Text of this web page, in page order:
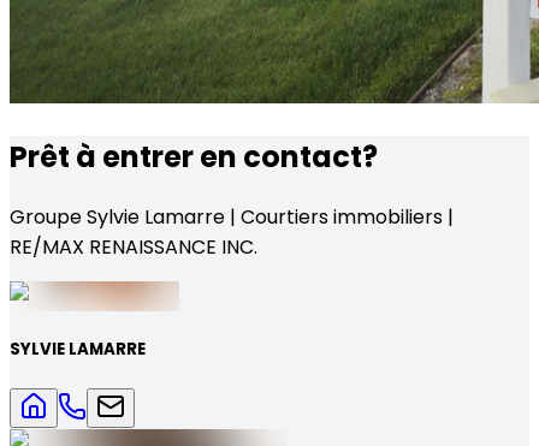
Prêt à entrer en contact?
Groupe Sylvie Lamarre | Courtiers immobiliers |
RE/MAX RENAISSANCE INC.
SYLVIE LAMARRE